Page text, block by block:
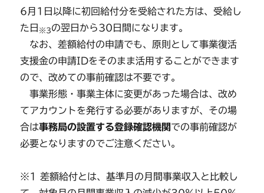
6月1日以降に初回給付分を受給された方は、受給し
た日 ※3の翌日から30日間になります。
なお、差額給付の申請でも、原則として事業復活
支援金の申請IDをそのまま活用することができます
ので、改めての事前確認は不要です。
事業形態・事業主体に変更があった場合は、改め
てアカウントを発行する必要がありますが、その場
合は事務局の設置する登録確認機関 での事前確認が
必要となりますのでご注意ください。
※1 差額給付とは、基準月の月間事業収入と比較し